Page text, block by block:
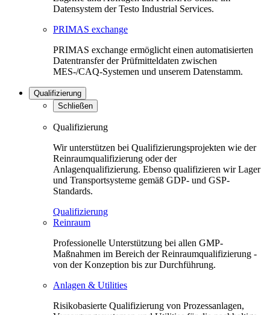
Datensystem der Testo Industrial Services.
PRIMAS exchange
PRIMAS exchange ermöglicht einen automatisierten
Datentransfer der Prüfmitteldaten zwischen
MES-/CAQ-Systemen und unserem Datenstamm.
Qualifizierung
Schließen
Qualifizierung
Wir unterstützen bei Qualifizierungsprojekten wie der
Reinraumqualifizierung oder der
Anlagenqualifizierung. Ebenso qualifizieren wir Lager
und Transportsysteme gemäß GDP- und GSP-
Standards.
Qualifizierung
Reinraum
Professionelle Unterstützung bei allen GMP-
Maßnahmen im Bereich der Reinraumqualifizierung -
von der Konzeption bis zur Durchführung.
Anlagen & Utilities
Risikobasierte Qualifizierung von Prozessanlagen,